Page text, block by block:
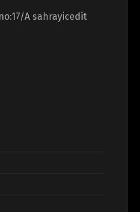
A sahrayicedit